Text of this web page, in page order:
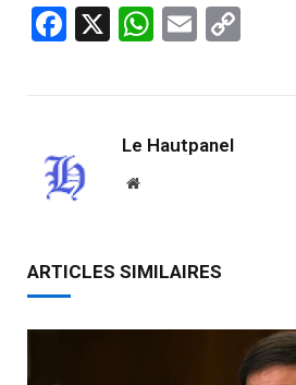
Facebook
X WhatsApp
Email
Le Hautpanel
Website
ARTICLES SIMILAIRES